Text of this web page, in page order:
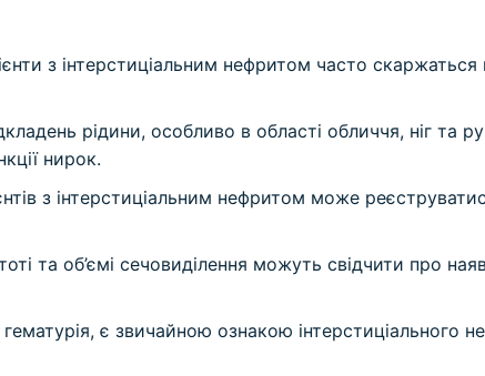
з інтерстиціальним нефритом часто
рідини, особливо в області обличчя, ніг та
нирок.
з інтерстиціальним нефритом може
та об’ємі сечовиділення можуть свідчити про
гематурія, є звичайною ознакою інтерстиціального